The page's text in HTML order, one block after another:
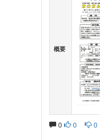
概要
0 0 0